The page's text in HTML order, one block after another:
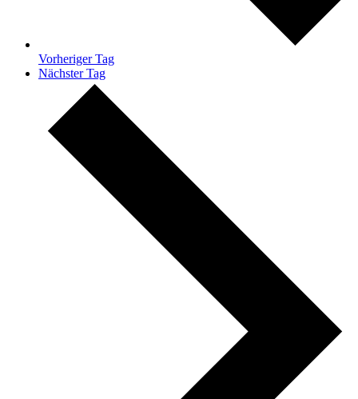
Vorheriger Tag
Nächster Tag